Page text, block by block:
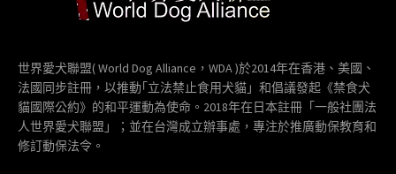
世界愛犬聯盟( World Dog Alliance，WDA )於2014年在香港、美國、
法國同步註冊，以推動｢立法禁止食用犬貓」和倡議發起《禁食犬
貓國際公約》的和平運動為使命。2018年在日本註冊「一般社團法
人世界愛犬聯盟」；並在台灣成立辦事處，專注於推廣動保教育和
修訂動保法令。